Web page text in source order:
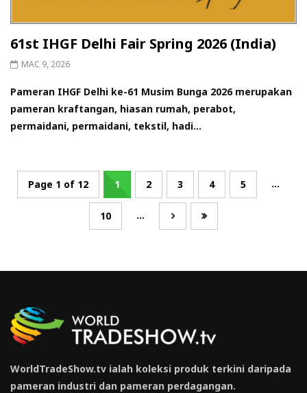
61st IHGF Delhi Fair Spring 2026 (India)
MAC 9, 2026
Pameran IHGF Delhi ke-61 Musim Bunga 2026 merupakan
pameran kraftangan, hiasan rumah, perabot,
permaidani, permaidani, tekstil, hadi...
Page 1 of 12 1 2 3 4 5 ...
10 ...
WorldTradeShow.tv ialah koleksi produk terkini daripada
pameran industri dan pameran perdagangan.